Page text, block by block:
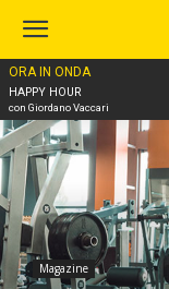
ORA IN ONDA
HAPPY HOUR
con Giordano Vaccari
Home
Magazine